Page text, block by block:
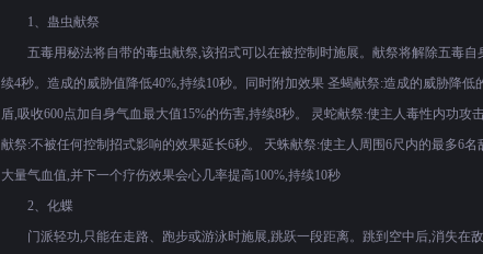
1、蛊虫献祭
五毒用秘法将自带的毒虫献祭,该招式可以在被控制时施展。献祭将解除五毒
续4秒。造成的威胁值降低40%,持续10秒。同时附加效果 圣蝎献祭:造成的威胁降
盾,吸收600点加自身气血最大值15%的伤害,持续8秒。 灵蛇献祭:使主人毒性内功攻
献祭:不被任何控制招式影响的效果延长6秒。 天蛛献祭:使主人周围6尺内的最多6
大量气血值,并下一个疗伤效果会心几率提高100%,持续10秒
2、化蝶
门派轻功,只能在走路、跑步或游泳时施展,跳跃一段距离。跳到空中后,消失在